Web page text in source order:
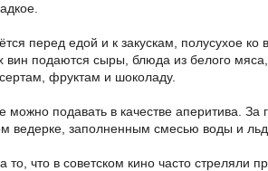
перед едой и к закускам, полусухое
вин подаются сыры, блюда из белого
фруктам и шоколаду.
можно подавать в качестве аперитива.
ведерке, заполненным смесью воды и
то, что в советском кино часто стреляли